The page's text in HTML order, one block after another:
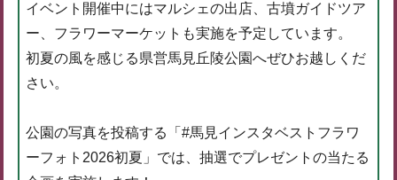
イベント開催中にはマルシェの出店、古墳ガイドツア
ー、フラワーマーケットも実施を予定しています。
初夏の風を感じる県営馬見丘陵公園へぜひお越しくだ
さい。
公園の写真を投稿する「#馬見インスタベストフラワ
ーフォト2026初夏」では、抽選でプレゼントの当たる